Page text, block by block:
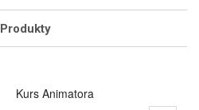
Produkty
Hurtownia Balonów